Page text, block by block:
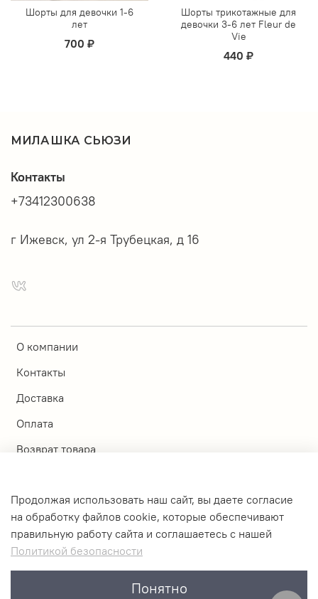
Шорты для девочки 1-6
лет
700 ₽
Шорты трикотажные для
девочки 3-6 лет Fleur de
Vie
440 ₽
МИЛАШКА СЬЮЗИ
О компании
Контакты
Доставка
Оплата
Возврат товара
Личный кабинет
Оферта и политика конфиденциальности
Контакты
+73412300638
г Ижевск, ул 2-я Трубецкая, д 16
Продолжая использовать наш сайт, вы даете согласие
на обработку файлов cookie, которые обеспечивают
правильную работу сайта и соглашаетесь с нашей
Политикой безопасности
Понятно